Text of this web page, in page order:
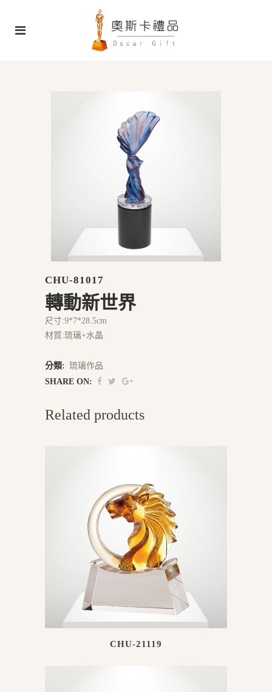
CHU-81017
轉動新世界
尺寸:9*7*28.5cm
材質:琉璃+水晶
分類: 琉璃作品
SHARE ON:
Related products
CHU-21119